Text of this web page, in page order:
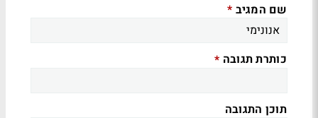
שם המגיב *
כותרת תגובה *
תוכן התגובה